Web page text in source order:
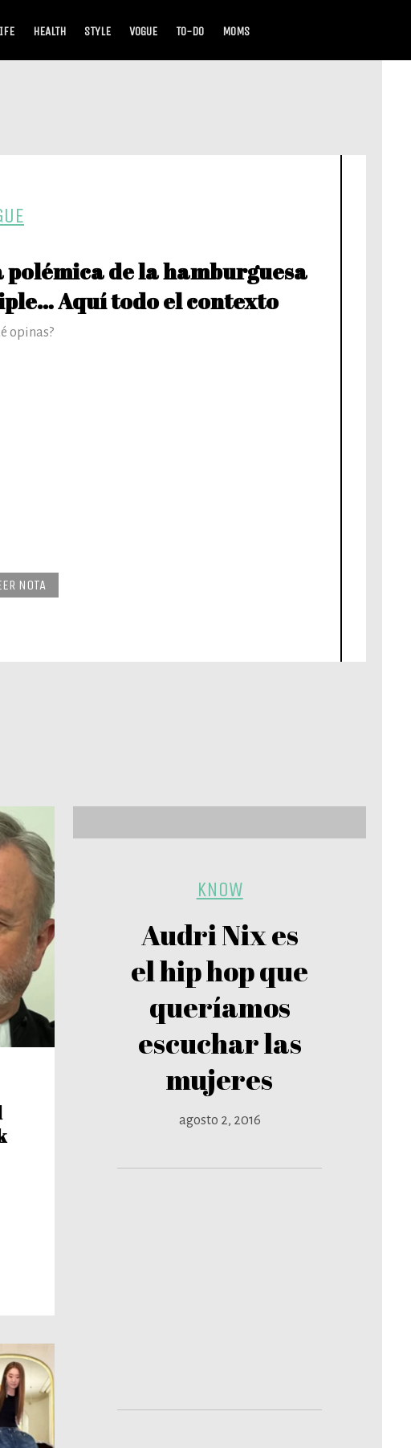
HEALTH STYLE VOGUE TO-DO MOMS
polémica de la hamburguesa
Aquí todo el contexto
opinas?
NOTA
KNOW
Audri Nix es
el hip hop que
queríamos
escuchar las
mujeres
agosto 2, 2016